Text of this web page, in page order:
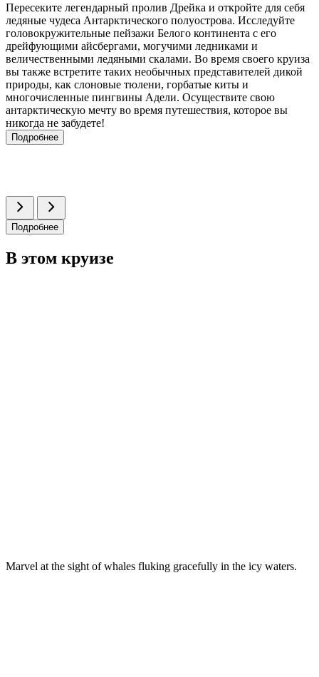
Пересеките легендарный пролив Дрейка и откройте для себя
ледяные чудеса Антарктического полуострова. Исследуйте
головокружительные пейзажи Белого континента с его
дрейфующими айсбергами, могучими ледниками и
величественными ледяными скалами. Во время своего круиза
вы также встретите таких необычных представителей дикой
природы, как слоновые тюлени, горбатые киты и
многочисленные пингвины Адели. Осуществите свою
антарктическую мечту во время путешествия, которое вы
никогда не забудете!
Подробнее
Подробнее
В этом круизе
Marvel at the sight of whales fluking gracefully in the icy waters.